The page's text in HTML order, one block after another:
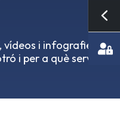
i infografies
i per a què serveix.